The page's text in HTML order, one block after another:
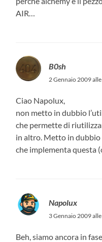
AIR…
B0sh
2 Gennaio 2009
Ciao Napolux,
non metto in dubbio
che permette di
in altro. Metto in
che implementa questa
Napolux
3 Gennaio 2009
Beh, siamo ancora in